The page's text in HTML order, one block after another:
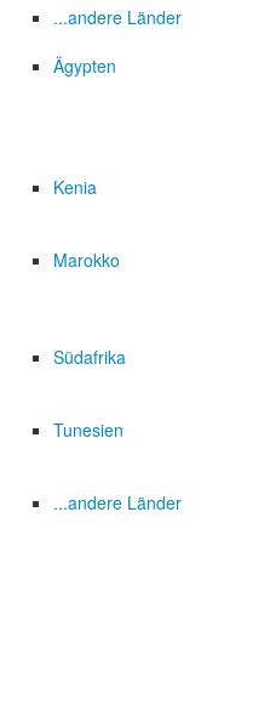
...andere Länder
Ägypten
Kenia
Marokko
Südafrika
Tunesien
...andere Länder